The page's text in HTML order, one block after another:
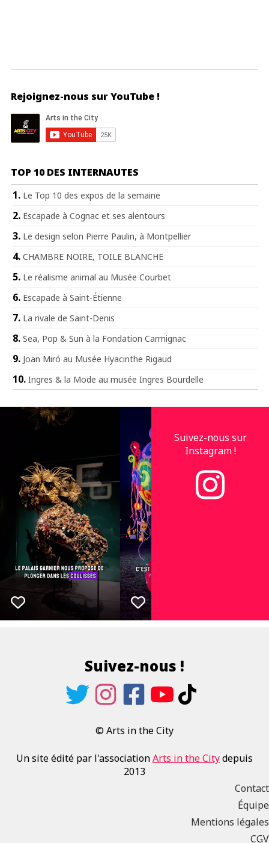
Rejoignez-nous sur YouTube !
TOP 10 DES INTERNAUTES
Le Top 10 des expos de la semaine
Escapade à Cognac et ses alentours
Le design selon Pierre Paulin, à Montpellier
CHAMBRE NOIRE, TOILE BLANCHE
Le réalisme animal au Musée Courbet
Escapade à Saint-Étienne
La rivale de Saint-Denis
Sea, Pop & Sun à la Fondation Carmignac
Joan Miró au Musée Hyacinthe Rigaud
Ingres & la Mode au musée Ingres Bourdelle
Suivez-nous sur
Instagram !
Suivez-nous !
© Arts in the City
Un site édité par l'associationArts in the Citydepuis
2013
Contact
Équipe
Mentions légales
CGV